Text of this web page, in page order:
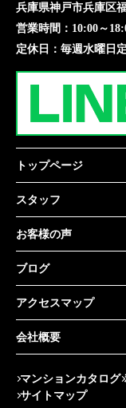
兵庫県神戸市兵庫区
営業時間： 10:00～
定休日： 毎週水曜日
トップページ
スタッフ
お客様の声
ブログ
アクセスマップ
会社概要
マンションカタログ
サイトマップ